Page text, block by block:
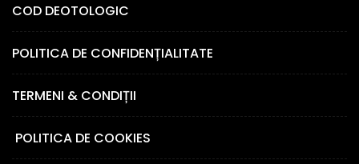
COD DEOTOLOGIC
POLITICA DE CONFIDENȚIALITATE
TERMENI & CONDIȚII
POLITICA DE COOKIES